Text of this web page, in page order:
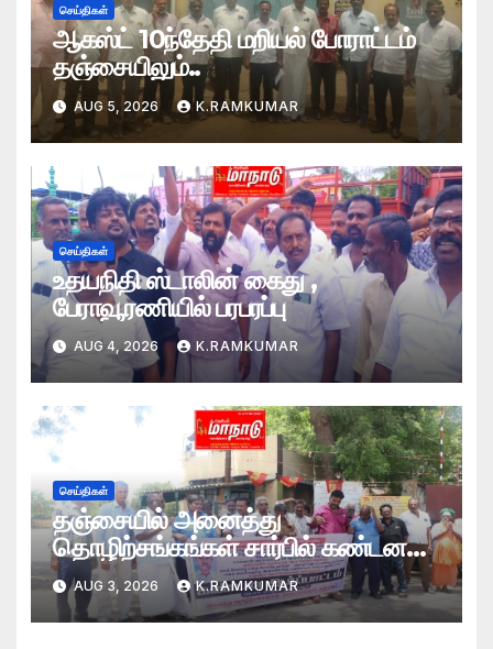
செய்திகள்
ஆகஸ்ட் 10ந்தேதி மறியல் போராட்டம்
தஞ்சையிலும்..
AUG 5, 2026 K.RAMKUMAR
செய்திகள்
உதயநிதி ஸ்டாலின் கைது ,
பேராவூரணியில் பரபரப்பு
AUG 4, 2026 K.RAMKUMAR
செய்திகள்
தஞ்சையில் அனைத்து
தொழிற்சங்கங்கள் சார்பில் கண்டன
ஆர்ப்பாட்டம்
AUG 3, 2026 K.RAMKUMAR